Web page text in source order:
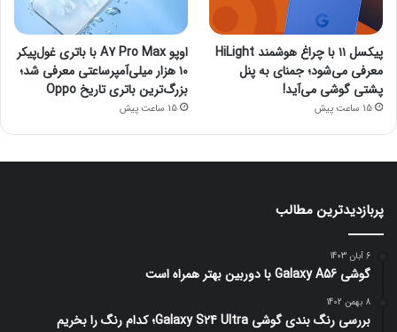
پیکسل ۱۱ با چراغ هوشمند HiLight
معرفی می‌شود؛ جمنای به پنل
پشتی گوشی می‌آید!
15 ساعت پیش
اوپو A7 Pro Max با باتری غول‌پیکر
۱۰ هزار میلی‌آمپرساعتی معرفی شد؛
بزرگ‌ترین باتری تاریخ Oppo
15 ساعت پیش
پربازدیدترین مطالب
6 آبان 1403
گوشی Galaxy A56 با دوربین بهتر همراه است
8 بهمن 1402
بررسی رنگ بندی گوشی Galaxy S24 Ultra؛ کدام رنگ را بخریم